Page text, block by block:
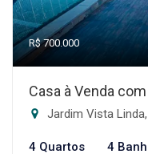
R$ 700.000
Casa à Venda
Jardim Vista
4 Quartos 4